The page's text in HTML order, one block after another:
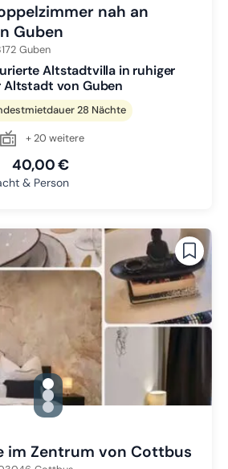
nah an
Guben
Guben
Altstadtvilla in ruhiger
Altstadt von Guben
28 Nächte
+ 20 weitere
40,00 €
& Person
gallery.slide_selector
Zu Slide 1 wechseln
Zu Slide 2 wechseln
Zu Slide 3 wechseln
im Zentrum von Cottbus